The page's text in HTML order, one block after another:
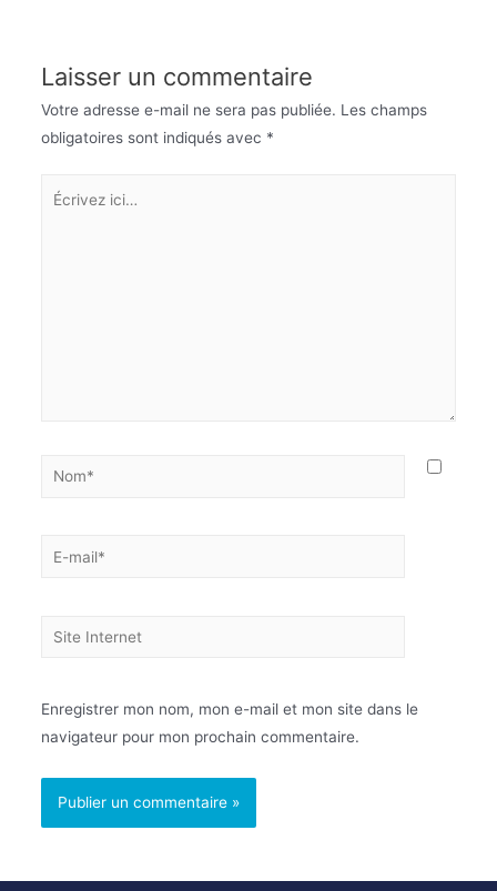
Laisser un commentaire
Votre adresse e-mail ne sera pas publiée. Les champs
obligatoires sont indiqués avec *
Enregistrer mon nom, mon e-mail et mon site dans le
navigateur pour mon prochain commentaire.